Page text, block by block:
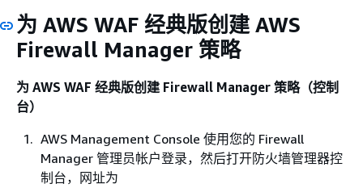
为 AWS WAF 经典版创建 AWS
Firewall Manager 策略
为 AWS WAF 经典版创建 Firewall Manager 策略（控制
台）
AWS Management Console 使用您的 Firewall
Manager 管理员帐户登录，然后打开防火墙管理器控
制台，网址为